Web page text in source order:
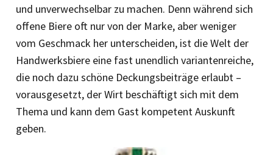
und unverwechselbar zu machen. Denn während sich
offene Biere oft nur von der Marke, aber weniger
vom Geschmack her unterscheiden, ist die Welt der
Handwerksbiere eine fast unendlich variantenreiche,
die noch dazu schöne Deckungsbeiträge erlaubt –
vorausgesetzt, der Wirt beschäftigt sich mit dem
Thema und kann dem Gast kompetent Auskunft
geben.